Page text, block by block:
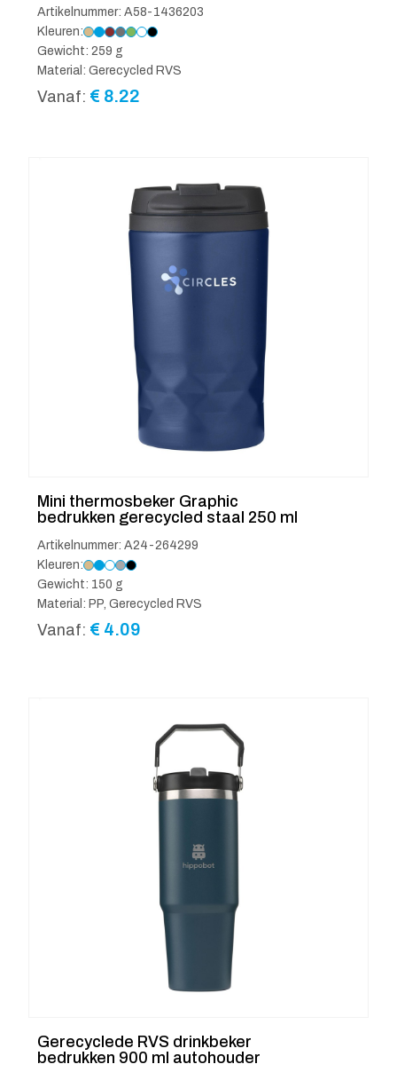
Artikelnummer: A58-1436203
Kleuren:
Gewicht: 259 g
Material: Gerecycled RVS
Vanaf: € 8.22
Mini thermosbeker Graphic
bedrukken gerecycled staal 250 ml
Artikelnummer: A24-264299
Kleuren:
Gewicht: 150 g
Material: PP, Gerecycled RVS
Vanaf: € 4.09
Gerecyclede RVS drinkbeker
bedrukken 900 ml autohouder